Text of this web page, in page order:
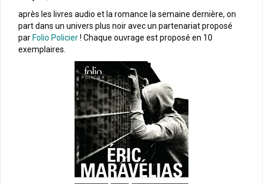
après les livres audio et la romance la semaine dernière, on
part dans un univers plus noir avec un partenariat proposé
parFolio Policier! Chaque ouvrage est proposé en 10
exemplaires.